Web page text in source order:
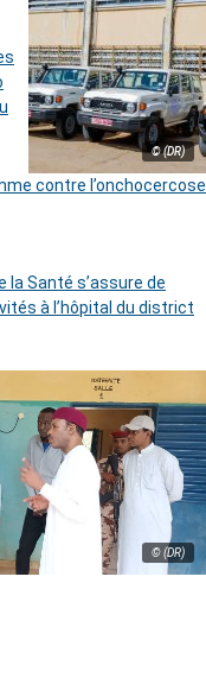
© (DR)
contre l’onchocercose
la Santé s’assure de
à l’hôpital du district
© (DR)